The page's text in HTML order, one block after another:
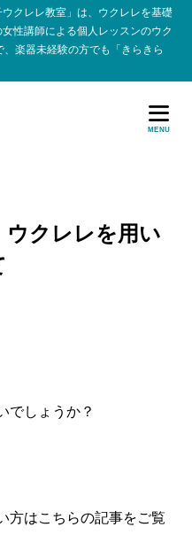
クレレ教室」は、ウクレレを基礎
性講師による個人レッスンのウク
楽器未経験の方でも「きらきら
MENU
ウクレレを用い
でしょうか？
方はこちらの記事をご覧